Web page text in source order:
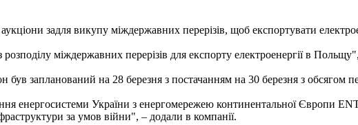
задля викупу міждержавних перерізів, щоб експортувати
міждержавних перерізів для експорту електроенергії в
запланований на 28 березня з постачанням на 30 березня з обсягом
енергосистеми України з енергомережею континентальної Європи
за умов війни", – додали в компанії.